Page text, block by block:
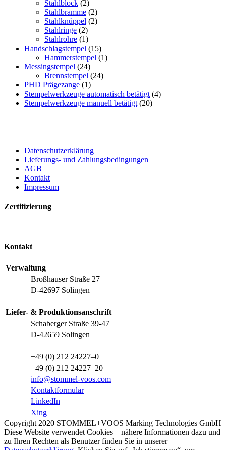
Stahlblock (2)
Stahlbramme (2)
Stahlknüppel (2)
Stahlringe (2)
Stahlrohre (1)
Handschlagstempel (15)
Hammerstempel (1)
Messingstempel (24)
Brennstempel (24)
PHD Prägezange (1)
Stempelwerkzeuge automatisch betätigt (4)
Stempelwerkzeuge manuell betätigt (20)
Datenschutzerklärung
Lieferungs- und Zahlungsbedingungen
AGB
Kontakt
Impressum
Zertifizierung
Kontakt
Verwaltung
Broßhauser Straße 27
D-42697 Solingen
Liefer- & Produktionsanschrift
Schaberger Straße 39-47
D-42659 Solingen
+49 (0) 212 24227–0
+49 (0) 212 24227–20
info@stommel-voos.com
Kontaktformular
LinkedIn
Xing
Copyright 2020 STOMMEL+VOOS Marking Technologies GmbH
Diese Website verwendet Cookies – nähere Informationen dazu und
zu Ihren Rechten als Benutzer finden Sie in unserer